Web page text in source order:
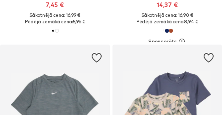
7,45 €
Sākotnējā cena: 16,99 €
Pēdējā zemākā cena:5,96 €
14,37 €
Sākotnējā cena: 16,90 €
Pēdējā zemākā cena:8,94 €